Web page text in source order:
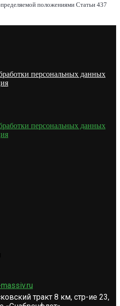
положениями Статьи 437
персональных данных
персональных данных
тракт 8 км, стр-ие 23,